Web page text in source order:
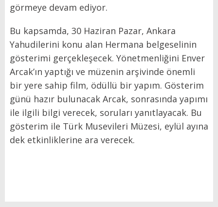
görmeye devam ediyor.
Bu kapsamda, 30 Haziran Pazar, Ankara
Yahudilerini konu alan Hermana belgeselinin
gösterimi gerçekleşecek. Yönetmenliğini Enver
Arcak’ın yaptığı ve müzenin arşivinde önemli
bir yere sahip film, ödüllü bir yapım. Gösterim
günü hazır bulunacak Arcak, sonrasında yapımı
ile ilgili bilgi verecek, soruları yanıtlayacak. Bu
gösterim ile Türk Musevileri Müzesi, eylül ayına
dek etkinliklerine ara verecek.